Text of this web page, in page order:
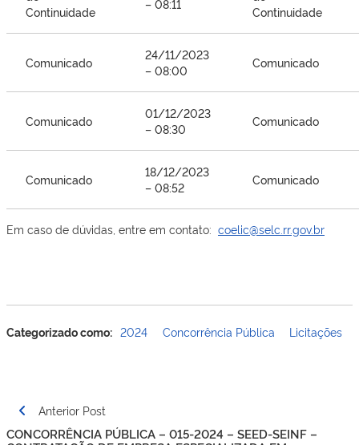
Continuidade
– 08:11
Continuidade
Comunicado
24/11/2023
– 08:00
Comunicado
Comunicado
01/12/2023
– 08:30
Comunicado
Comunicado
18/12/2023
– 08:52
Comunicado
Em caso de dúvidas, entre em contato: coelic@selc.rr.gov.br
Categorizado como: 2024 Concorrência Pública Licitações
Navegação
de
Anterior Post
CONCORRÊNCIA PÚBLICA – 015-2024 – SEED-SEINF –